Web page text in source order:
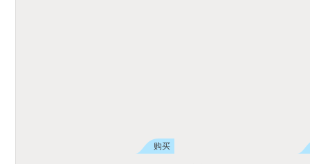
购买